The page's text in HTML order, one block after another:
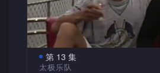
第 13 集
太极乐队